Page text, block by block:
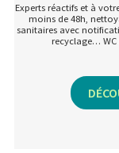
Experts réactifs et à
moins de 48h,
sanitaires avec
recyclage… WC